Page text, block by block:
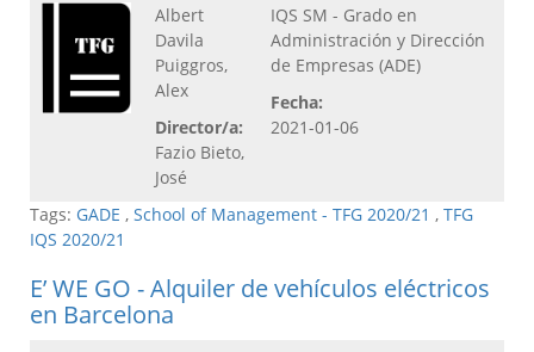
Albert
Davila
Puiggros,
Alex
Director/a:
Fazio Bieto,
José
IQS SM - Grado en
Administración y Dirección
de Empresas (ADE)
Fecha:
2021-01-06
Tags: GADE , School of Management - TFG 2020/21 , TFG
IQS 2020/21
E’ WE GO - Alquiler de vehículos eléctricos
en Barcelona